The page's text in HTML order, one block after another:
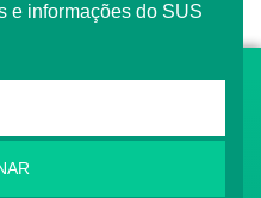
e informações do SUS